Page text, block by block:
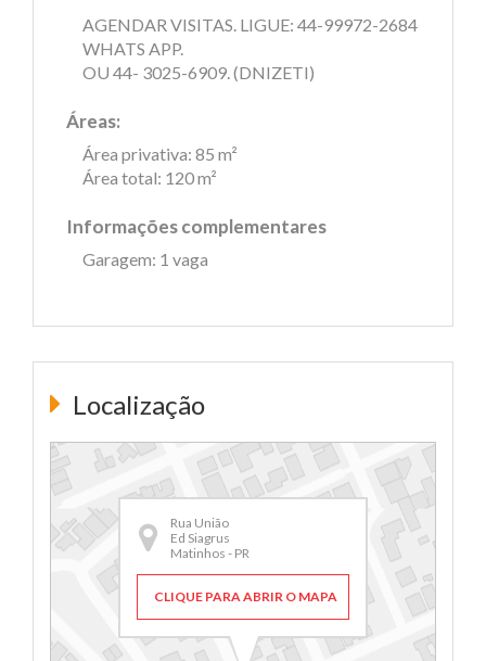
AGENDAR VISITAS. LIGUE: 44-99972-2684
WHATS APP.
OU 44- 3025-6909. (DNIZETI)
Áreas:
Área privativa: 85 m²
Área total: 120 m²
Informações complementares
Garagem: 1 vaga
Localização
Rua União
Ed Siagrus
Matinhos - PR
CLIQUE PARA ABRIR O MAPA